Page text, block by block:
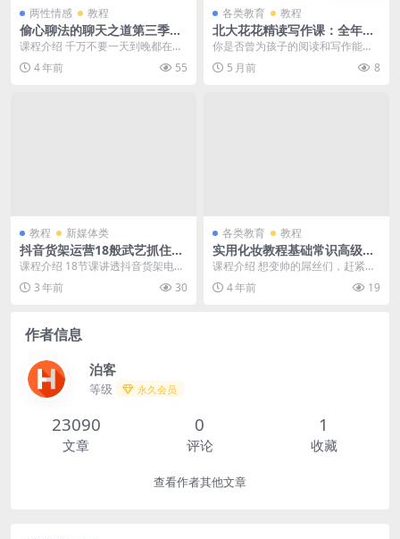
两性情感 教程
偷心聊法的聊天之道第三季高
级视频教程
课程介绍 千万不要一天到晚都在和
妹子聊天，不然你会让妹子觉得你
这个人很闲，你看看...
4 年前 55
各类教育 教程
北大花花精读写作课：全年龄
段学生的读写能力提升秘籍
你是否曾为孩子的阅读和写作能力
发愁？是否希望找到一套系统、科
学、有趣的课程来帮助...
5 月前 8
教程 新媒体类
抖音货架运营18般武艺抓住新
风口高级视频教程
课程介绍 18节课讲透抖音货架电商
的官方心智、底层逻辑、完整构
架、十几个卡点及多...
3 年前 30
各类教育 教程
实用化妆教程基础常识高级视
频教程
课程介绍 想变帅的屌丝们，赶紧学
吧，学会后你可能会拥有许多女朋
友哦！本套教程不是...
4 年前 19
作者信息
泊客
等级 永久会员
23090
文章
0
评论
1
收藏
查看作者其他文章